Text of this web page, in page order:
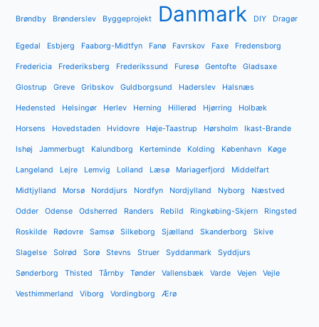
Brøndby Brønderslev Byggeprojekt Danmark DIY Dragør
Egedal Esbjerg Faaborg-Midtfyn Fanø Favrskov Faxe Fredensborg
Fredericia Frederiksberg Frederikssund Furesø Gentofte Gladsaxe
Glostrup Greve Gribskov Guldborgsund Haderslev Halsnæs
Hedensted Helsingør Herlev Herning Hillerød Hjørring Holbæk
Horsens Hovedstaden Hvidovre Høje-Taastrup Hørsholm Ikast-Brande
Ishøj Jammerbugt Kalundborg Kerteminde Kolding København Køge
Langeland Lejre Lemvig Lolland Læsø Mariagerfjord Middelfart
Midtjylland Morsø Norddjurs Nordfyn Nordjylland Nyborg Næstved
Odder Odense Odsherred Randers Rebild Ringkøbing-Skjern Ringsted
Roskilde Rødovre Samsø Silkeborg Sjælland Skanderborg Skive
Slagelse Solrød Sorø Stevns Struer Syddanmark Syddjurs
Sønderborg Thisted Tårnby Tønder Vallensbæk Varde Vejen Vejle
Vesthimmerland Viborg Vordingborg Ærø